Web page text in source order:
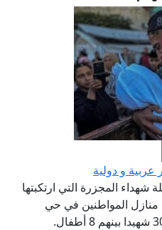
عربية و دولية
حصيلة شهداء المجزرة التي ارتكبتها
منازل المواطنين في حي